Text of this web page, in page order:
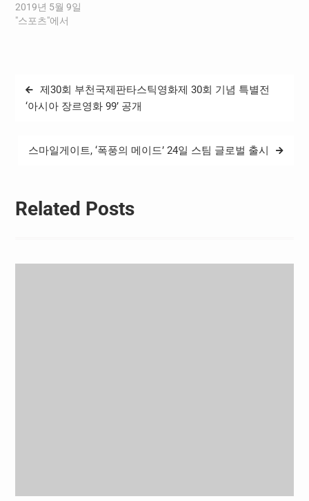
2019년 5월 9일
"스포츠"에서
글
탐
제30회 부천국제판타스틱영화제 30회 기념 특별전
‘아시아 장르영화 99’ 공개
스마일게이트, ‘폭풍의 메이드’ 24일 스팀 글로벌 출시
Related Posts